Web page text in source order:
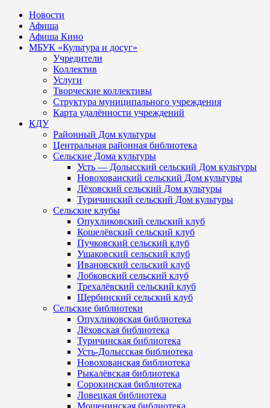
Новости
Афиша
Афиша Кино
МБУК «Культура и досуг»
Учредители
Коллектив
Услуги
Творческие коллективы
Структура муниципального учреждения
Карта удалённости учреждений
КДУ
Районный Дом культуры
Центральная районная библиотека
Сельские Дома культуры
Усть — Долысский сельский Дом культуры
Новохованский сельский Дом культуры
Лёховский сельский Дом культуры
Туричинский сельский Дом культуры
Сельские клубы
Опухликовский сельский клуб
Кошелёвский сельский клуб
Пучковский сельский клуб
Ушаковский сельский клуб
Ивановский сельский клуб
Лобковский сельский клуб
Трехалёвский сельский клуб
Щербинский сельский клуб
Сельские библиотеки
Опухликовская библиотека
Лёховская библиотека
Туричинская библиотека
Усть-Долысская библиотека
Новохованская библиотека
Рыкалёвская библиотека
Сорокинская библиотека
Ловецкая библиотека
Мошенинская библиотека